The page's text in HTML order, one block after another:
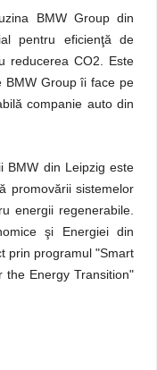
BMW Group din
pentru eficienţă de
reducerea CO2. Este
BMW Group îi face pe
companie auto din
BMW din Leipzig este
promovării sistemelor
energii regenerabile.
şi Energiei din
prin programul "Smart
the Energy Transition"